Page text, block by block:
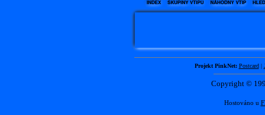
Projekt PinkNet: Postcard|
Copyright ©
Hostováno u